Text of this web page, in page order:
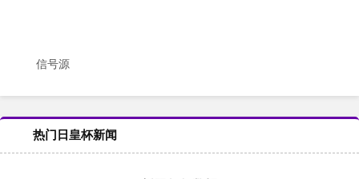
信号源
热门日皇杯新闻